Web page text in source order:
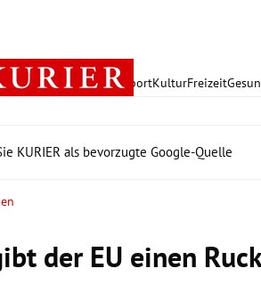
PolitikWirtschaft SportKulturFreizeit
KURIER als bevorzugte Google-Quelle
der EU einen